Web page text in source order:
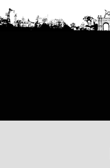
Saltar
al
contenido